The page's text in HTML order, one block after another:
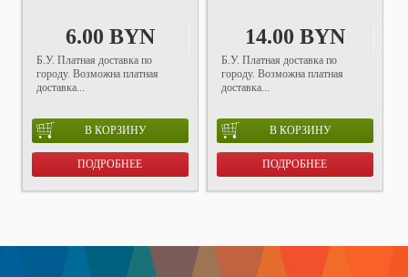
6.00 BYN
Б.У. Платная доставка по
городу. Возможна платная
доставка...
В КОРЗИНУ
ПОДРОБНЕЕ
14.00 BYN
Б.У. Платная доставка по
городу. Возможна платная
доставка...
В КОРЗИНУ
ПОДРОБНЕЕ